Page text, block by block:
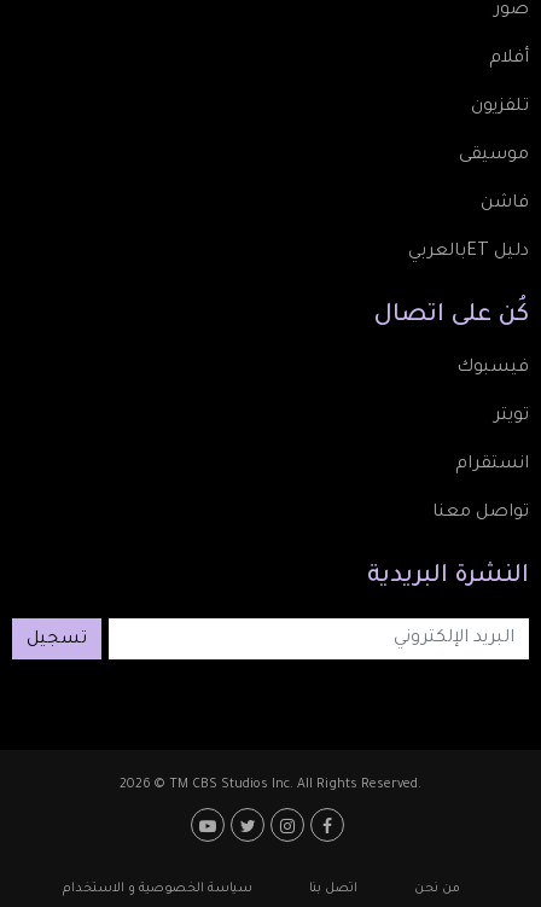
صور
أفلام
تلفزيون
موسيقى
فاشن
دليل ETبالعربي
كُن على اتصال
فيسبوك
تويتر
انستقرام
تواصل معنا
النشرة البريدية
تسجيل
2026 © TM CBS Studios Inc. All Rights Reserved.
Footer: Social Media
Footerمن نحن اتصل بنا سياسة الخصوصية و الاستخدام